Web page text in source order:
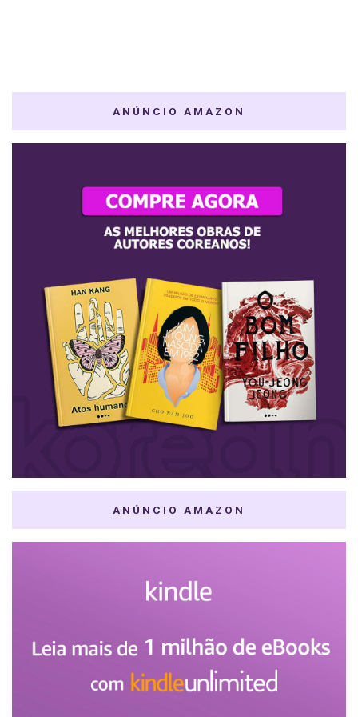
ANÚNCIO AMAZON
ANÚNCIO AMAZON